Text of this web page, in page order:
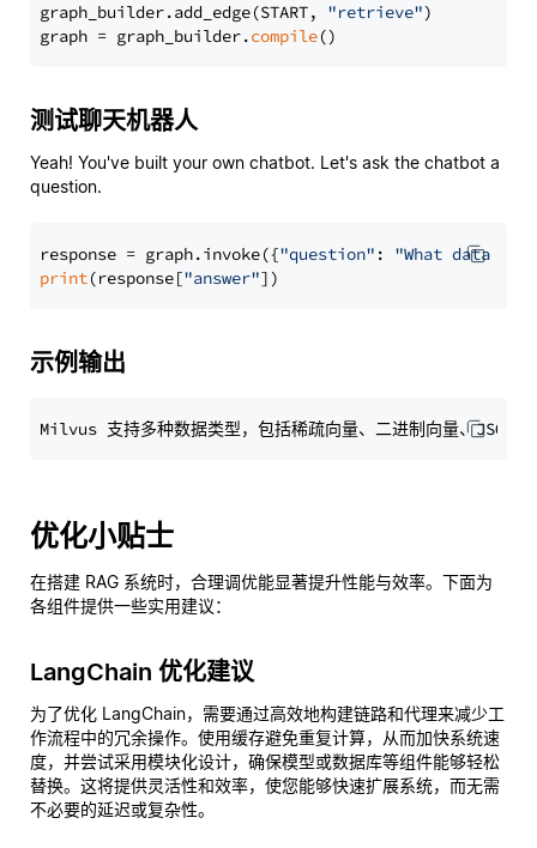
graph_builder.add_edge(START, "retrieve")
graph = graph_builder.compile
测试聊天机器人
Yeah! You've built your own chatbot. Let's ask the chatbot a
question.
response = graph.invoke({"question" : "What data
print(response["answer"
示例输出
优化小贴士
在搭建 RAG 系统时，合理调优能显著提升性能与效率。下面为
各组件提供一些实用建议：
LangChain 优化建议
为了优化 LangChain，需要通过高效地构建链路和代理来减少工
作流程中的冗余操作。使用缓存避免重复计算，从而加快系统速
度，并尝试采用模块化设计，确保模型或数据库等组件能够轻松
替换。这将提供灵活性和效率，使您能够快速扩展系统，而无需
不必要的延迟或复杂性。